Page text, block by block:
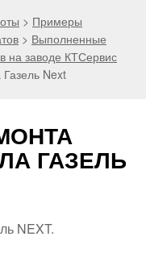
> Примеры
> Выполненные
на заводе КТСервис
Next
ГАЗЕЛЬ
NEXT.